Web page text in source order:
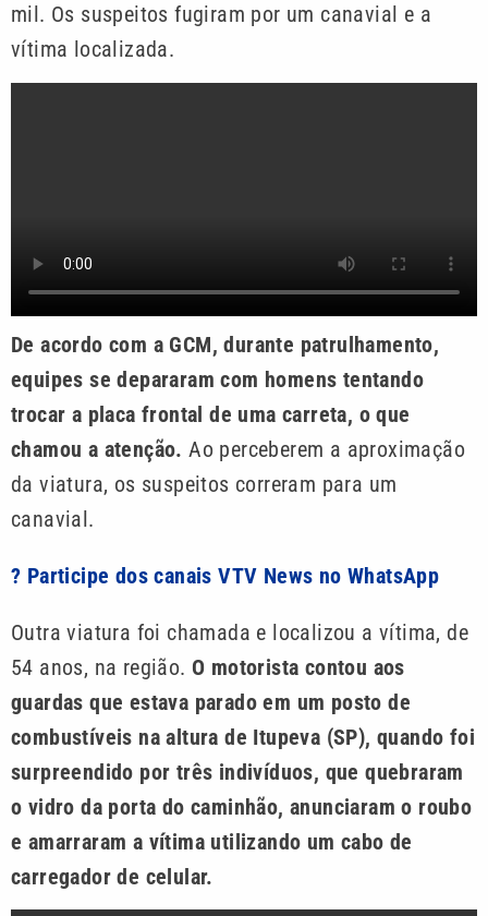
mil. Os suspeitos fugiram por um canavial e a
vítima localizada.
De acordo com a GCM, durante patrulhamento,
equipes se depararam com homens tentando
trocar a placa frontal de uma carreta, o que
chamou a atenção. Ao perceberem a aproximação
da viatura, os suspeitos correram para um
canavial.
? Participe dos canais VTV News no WhatsApp
Outra viatura foi chamada e localizou a vítima, de
54 anos, na região. O motorista contou aos
guardas que estava parado em um posto de
combustíveis na altura de Itupeva (SP), quando foi
surpreendido por três indivíduos, que quebraram
o vidro da porta do caminhão, anunciaram o roubo
e amarraram a vítima utilizando um cabo de
carregador de celular.